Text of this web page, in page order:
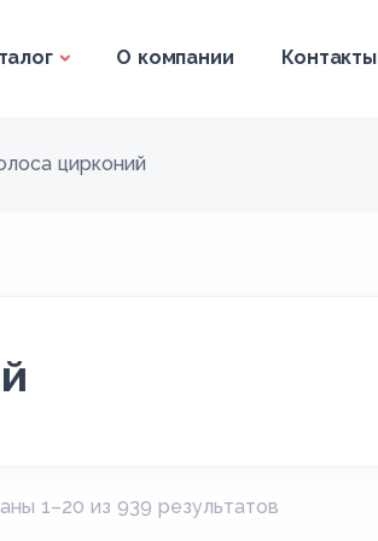
О компании Контакты
цирконий
1–20 из 939 результатов